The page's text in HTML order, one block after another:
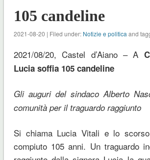
105 candeline
2021-08-20 | Filed under: Notizie e politica and
2021/08/20, Castel d’Aiano – A
Lucia soffia 105 candeline
Gli auguri del sindaco Alberto
comunità per il traguardo raggiunto
Si chiama Lucia Vitali e lo
compiuto 105 anni. Un traguardo